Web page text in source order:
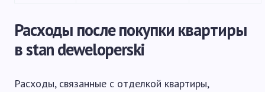
Расходы после покупки квартиры
в stan deweloperski
Расходы, связанные с отделкой квартиры,